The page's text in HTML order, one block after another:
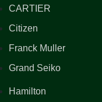
CARTIER
Citizen
Franck Muller
Grand Seiko
Hamilton